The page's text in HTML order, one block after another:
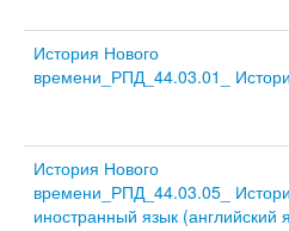
История Нового
времени_РПД_44.03.01_
История Нового
времени_РПД_44.03.05_
иностранный язык (английский